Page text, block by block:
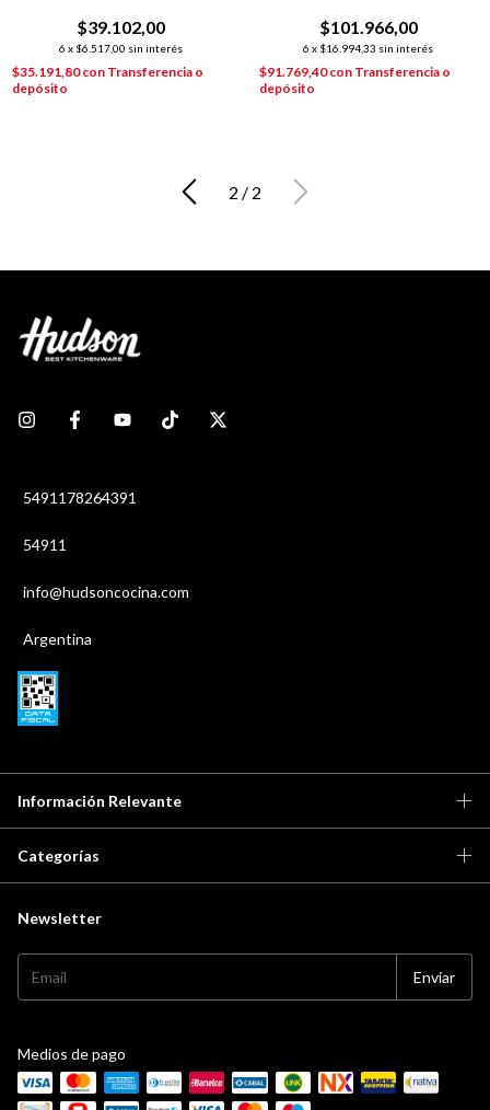
$39.102,00
6 x $6.517,00 sin interés
$35.191,80con Transferencia o
depósito
$101.966,00
6 x $16.994,33 sin interés
$91.769,40con Transferencia o
depósito
2 / 2
5491178264391
54911
info@hudsoncocina.com
Argentina
Información Relevante
Categorías
Newsletter
Medios de pago